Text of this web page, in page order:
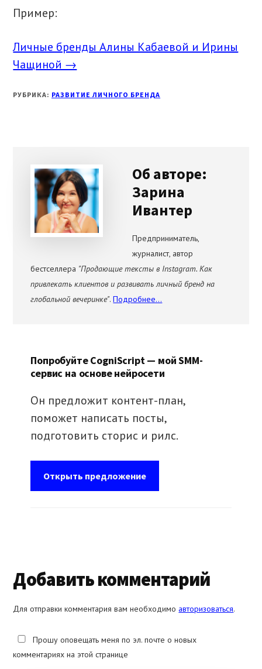
Пример:
Личные бренды Алины Кабаевой и Ирины
Чащиной →
РУБРИКА: РАЗВИТИЕ ЛИЧНОГО БРЕНДА
Об авторе:
Зарина
Ивантер
Предприниматель,
журналист, автор
бестселлера "Продающие тексты в Instagram. Как
привлекать клиентов и развивать личный бренд на
глобальной вечеринке".Подробнее...
Попробуйте CogniScript — мой SMM-
сервис на основе нейросети
Он предложит контент-план,
поможет написать посты,
подготовить сторис и рилс.
Открыть предложение
Reader
Добавить комментарий
Для отправки комментария вам необходимо авторизоваться.
Прошу оповещать меня по эл. почте о новых
комментариях на этой странице